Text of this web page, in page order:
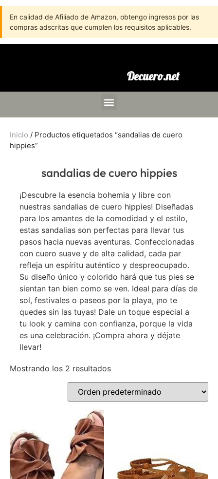
En calidad de Afiliado de Amazon, obtengo ingresos por las
compras adscritas que cumplen los requisitos aplicables.
Decuero.net
Inicio / Productos etiquetados “sandalias de cuero
hippies”
sandalias de cuero hippies
¡Descubre la esencia bohemia y libre con
nuestras sandalias de cuero hippies! Diseñadas
para los amantes de la comodidad y el estilo,
estas sandalias son perfectas para llevar tus
pasos hacia nuevas aventuras. Confeccionadas
con cuero suave y de alta calidad, cada par
refleja un espíritu auténtico y despreocupado.
Su diseño único y colorido hará que tus pies se
sientan tan bien como se ven. Ideal para días de
sol, festivales o paseos por la playa, ¡no te
quedes sin las tuyas! Dale un toque especial a
tu look y camina con confianza, porque la vida
es una celebración. ¡Compra ahora y déjate
llevar!
Mostrando los 2 resultados